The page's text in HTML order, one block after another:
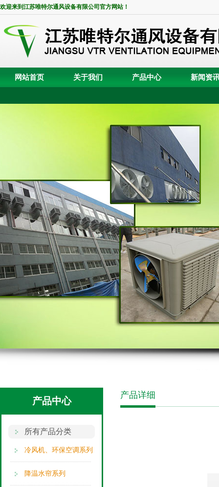
欢迎来到江苏唯特尔通风设备有限公司官方网站！
网站首页 关于我们 产品中心 新闻资
产品中心
所有产品分类
冷风机、环保空调系列
降温水帘系列
产品详细